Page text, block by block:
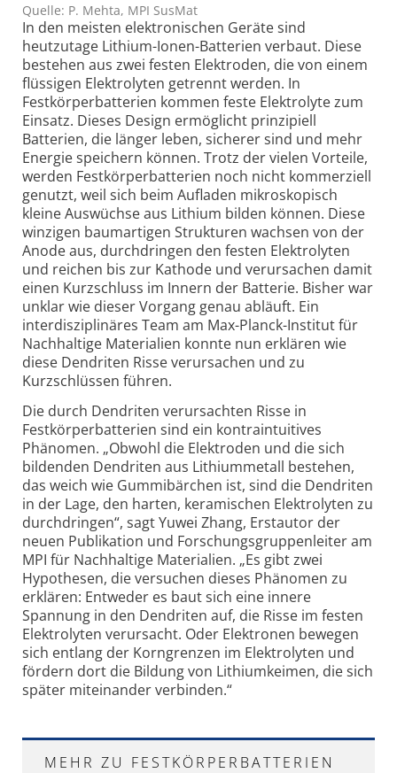
Quelle: P. Mehta, MPI SusMat
In den meisten elektronischen Geräte sind
heutzutage Lithium-Ionen-Batterien verbaut. Diese
bestehen aus zwei festen Elektroden, die von einem
flüssigen Elektrolyten getrennt werden. In
Festkörperbatterien kommen feste Elektrolyte zum
Einsatz. Dieses Design ermöglicht prinzipiell
Batterien, die länger leben, sicherer sind und mehr
Energie speichern können. Trotz der vielen Vorteile,
werden Festkörperbatterien noch nicht kommerziell
genutzt, weil sich beim Aufladen mikroskopisch
kleine Auswüchse aus Lithium bilden können. Diese
winzigen baumartigen Strukturen wachsen von der
Anode aus, durchdringen den festen Elektrolyten
und reichen bis zur Kathode und verursachen damit
einen Kurzschluss im Innern der Batterie. Bisher war
unklar wie dieser Vorgang genau abläuft. Ein
interdisziplinäres Team am Max-Planck-Institut für
Nachhaltige Materialien konnte nun erklären wie
diese Dendriten Risse verursachen und zu
Kurzschlüssen führen.
Die durch Dendriten verursachten Risse in
Festkörperbatterien sind ein kontraintuitives
Phänomen. „Obwohl die Elektroden und die sich
bildenden Dendriten aus Lithiummetall bestehen,
das weich wie Gummibärchen ist, sind die Dendriten
in der Lage, den harten, keramischen Elektrolyten zu
durchdringen“, sagt Yuwei Zhang, Erstautor der
neuen Publikation und Forschungsgruppenleiter am
MPI für Nachhaltige Materialien. „Es gibt zwei
Hypothesen, die versuchen dieses Phänomen zu
erklären: Entweder es baut sich eine innere
Spannung in den Dendriten auf, die Risse im festen
Elektrolyten verursacht. Oder Elektronen bewegen
sich entlang der Korngrenzen im Elektrolyten und
fördern dort die Bildung von Lithiumkeimen, die sich
später miteinander verbinden.“
MEHR ZU FESTKÖRPERBATTERIEN